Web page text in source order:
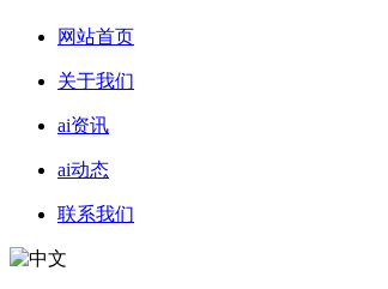
网站首页
关于我们
ai资讯
ai动态
联系我们